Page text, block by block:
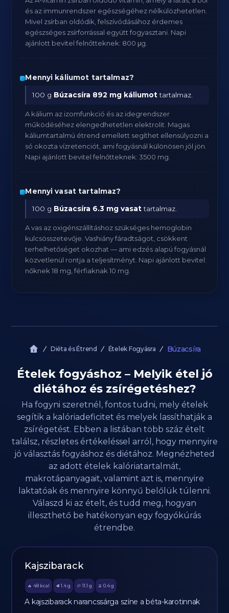
és az immunrendszer egészségéhez nélkülözhetetlen.
Mivel zsírban oldódik, felszívódásához érdemes
egészséges zsírforrással együtt fogyasztani. Napi
ajánlott bevitel felnőtteknek: 800 μg.
Mennyi káliumot tartalmaz?
100 g Búzacsíra 892 mg káliumottartalmaz.
A kálium az izomfunkció és az idegrendszer
működéséhez elengedhetetlen elektrolit. Magas
káliumtartalmú étrend emellett segíthet ellensúlyozni a
só okozta vízretenciót, ami fogyásnál különösen jól jön.
Napi ajánlott bevitel felnőtteknek: 3500 mg.
Mennyi vasat tartalmaz?
100 g Búzacsíra 6.3 mg vasattartalmaz.
A vas az oxigénszállításhoz szükséges hemoglobin
kulcsösszetevője. Vashiány fáradtságot, csökkent
terhelhetőséget okozhat — ami edzés alapú fogyásnál
közvetlenül rontja a teljesítményt. Napi ajánlott bevitel:
nőknek 18 mg, férfiaknak 10 mg.
Diéta és Étrend Ételek Fogyásra Búzacsíra
Ételek fogyáshoz – Melyik étel jó
diétához és zsírégetéshez?
Ha fogyni szeretnél, fontos tudni, mely ételek
segítik a kalóriadeficitet és melyek lassíthatják a
zsírégetést. Ebben a listában több száz ételt
találsz, részletes értékeléssel arról, hogy mennyire
jó választás fogyáshoz és diétához. Megnézheted
az adott ételek kalóriatartalmát,
makrotápanyagait, valamint azt is, mennyire
laktatóak és mennyire könnyű belőlük túlenni.
Válaszd ki az ételt, és tudd meg, hogyan
illeszthető be hatékonyan egy fogyókúrás
étrendbe.
Kajszibarack
🔥 48 kcal 🥩 1.4 g 🥔 11.1 g 🫒 0.4 g
A kajszibarack narancssárga színe a béta-karotinnak